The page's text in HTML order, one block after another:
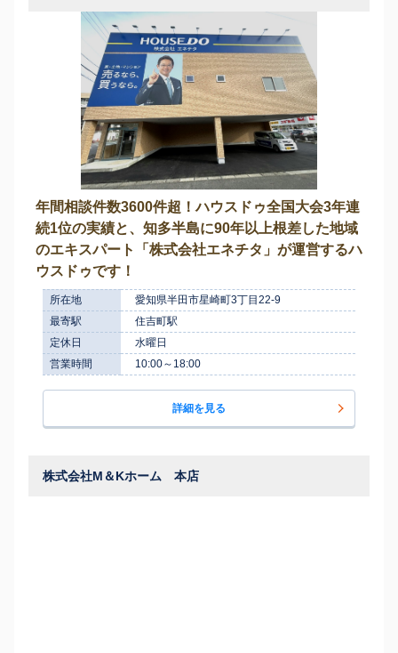
年間相談件数3600件超！ハウスドゥ全国大会3年連
続1位の実績と、知多半島に90年以上根差した地域
のエキスパート「株式会社エネチタ」が運営するハ
ウスドゥです！
所在地
愛知県半田市星崎町3丁目22-9
最寄駅
住吉町駅
定休日
水曜日
営業時間
10:00～18:00
詳細を見る
株式会社M＆Kホーム 本店